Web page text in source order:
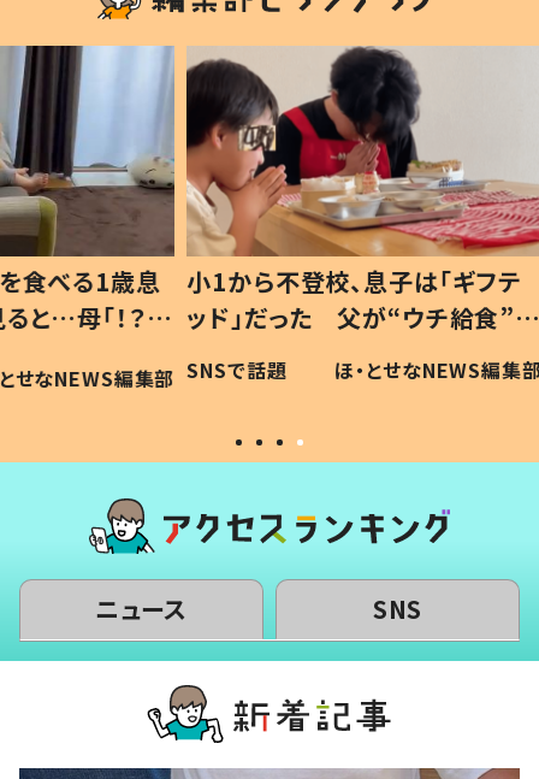
歳息
？」
編集部
小1から不登校、息子は「ギフテ
ッド」だった 父が“ウチ給食”を
作り続ける理由とは #令和の親
#令和の子
SNSで話題 ほ・とせなNEWS編集部
ひ孫
が、抱
「涙
い」
ニュース SNS